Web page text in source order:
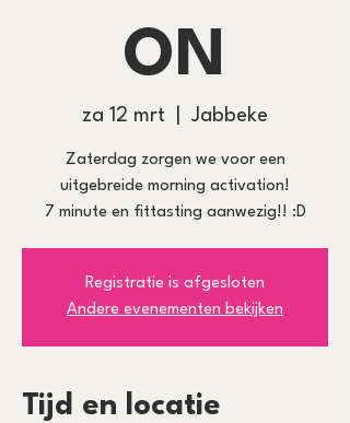
ON
za 12 mrt Jabbeke
Zaterdag zorgen we voor een
uitgebreide morning activation!
7 minute en fittasting aanwezig!! :D
Registratie is afgesloten
Andere evenementen bekijken
Tijd en locatie